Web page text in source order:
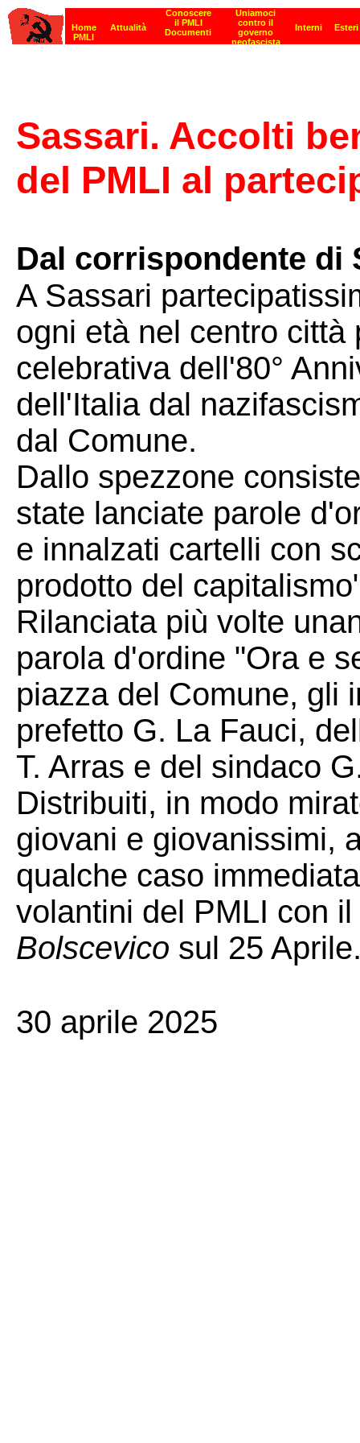
Sassari. Accolti
del PMLI al
Dal corrispondente di
A Sassari
ogni età nel centro città
celebrativa dell'80°
dell'Italia dal
dal Comune.
Dallo spezzone
state lanciate parole
e innalzati cartelli con
prodotto del
Rilanciata più volte
parola d'ordine "Ora e
piazza del Comune, gli
prefetto G. La Fauci,
T. Arras e del sindaco
Distribuiti, in modo
giovani e giovanissimi,
qualche caso
volantini del PMLI con
Bolscevico sul 25
30 aprile 2025